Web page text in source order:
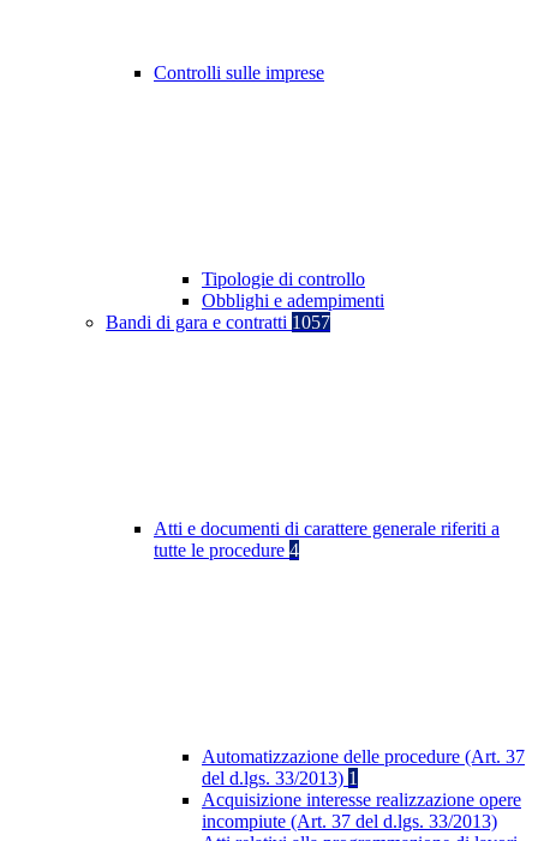
Controlli sulle imprese
Tipologie di controllo
Obblighi e adempimenti
Bandi di gara e contratti 1057
Atti e documenti di carattere generale riferiti a
tutte le procedure 4
Automatizzazione delle procedure (Art. 37
del d.lgs. 33/2013) 1
Acquisizione interesse realizzazione opere
incompiute (Art. 37 del d.lgs. 33/2013)